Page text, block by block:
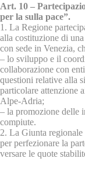
Art. 10 –
per la sulla pace”.
1. La Regione
alla costituzione di
con sede in Venezia,
– lo sviluppo e il
collaborazione con
questioni relative alla
particolare attenzione
Alpe-Adria;
– la promozione delle
compiute.
2. La Giunta regionale
per perfezionare la
versare le quote